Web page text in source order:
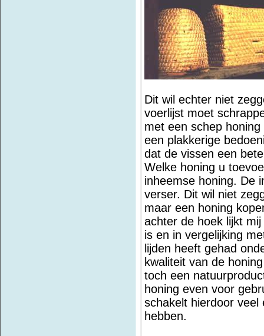
Dit wil echter niet
voerlijst moet
met een schep
een plakkerige
dat de vissen een
Welke honing u
inheemse honing. De
verser. Dit wil niet
maar een honing
achter de hoek lijkt
is en in vergelijking
lijden heeft gehad
kwaliteit van de
toch een
honing even voor
schakelt hierdoor veel
hebben.